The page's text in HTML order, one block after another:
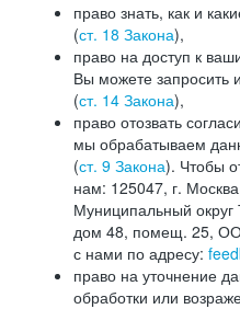
право знать, как и
(ст. 18 Закона),
право на доступ к
Вы можете запросить
(ст. 14 Закона),
право отозвать
мы обрабатываем
(ст. 9 Закона). Чтобы
нам: 125047, г.
Муниципальный округ
дом 48, помещ. 25,
с нами по адресу:
право на уточнение
обработки или